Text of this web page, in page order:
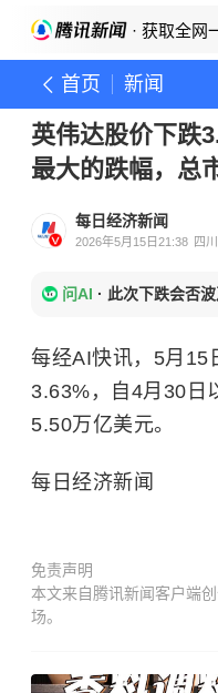
· 获取全网
首页 新闻
英伟达股价下跌
最大的跌幅，总
每日经济新闻
2026年5月15日21:38 四川
问AI · 此次下跌会否
每经AI快讯，5月15
3.63%，自4月30日
5.50万亿美元。
每日经济新闻
免责声明
本文来自腾讯新闻客户端
场。